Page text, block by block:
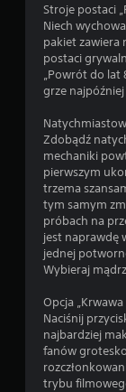
Stroje postaci
Niech
pakiet zawiera
postaci
„Powrót do lat
grze
Zdobądź
mechaniki
pierwszym
trzema
tym samym
próbach na
jest naprawdę
jednej
Wybieraj
Opcja
Naciśnij
najbardziej
fanów
trybu